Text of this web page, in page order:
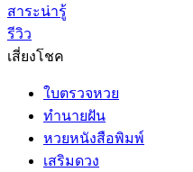
สาระน่ารู้
รีวิว
เสี่ยงโชค
ใบตรวจหวย
ทำนายฝัน
หวยหนังสือพิมพ์
เสริมดวง